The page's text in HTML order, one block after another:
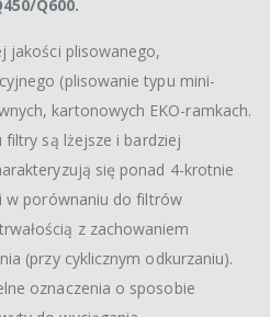
Q600.
jakości plisowanego,
(plisowanie typu mini-
kartonowych EKO-ramkach.
są lżejsze i bardziej
się ponad 4-krotnie
w porównaniu do filtrów
z zachowaniem
(przy cyklicznym odkurzaniu).
oznaczenia o sposobie